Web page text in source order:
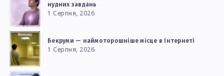
нудних завдань
1 Серпня, 2026
Бекруми — наймоторошніше місце в Інтернеті
1 Серпня, 2026